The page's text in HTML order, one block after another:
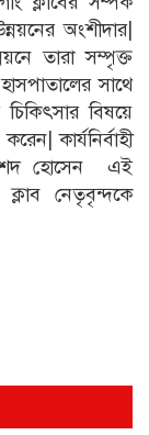
অংশীদার|
তারা সম্পৃক্ত
সাথে
চিকিৎসার বিষয়ে
কার্যনির্বাহী
হোসেন এই
নেতৃবৃন্দকে